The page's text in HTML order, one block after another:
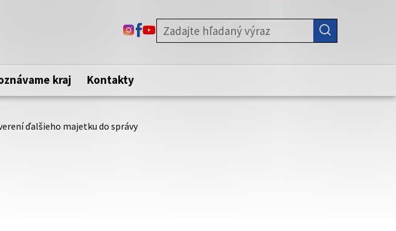
Táto stránka je zabezpečená
webovú stránku. Zabezpečená stránka vždy začína
pred názvom domény webového sídla.
ODKAZ SA OTVORÍ NA NOVEJ KARTE
ODKAZ SA OTVORÍ NA NOVEJ KARTE
ODKAZ SA OTVORÍ NA NOVEJ KARTE
kraj Kontakty
ďalšieho majetku do správy